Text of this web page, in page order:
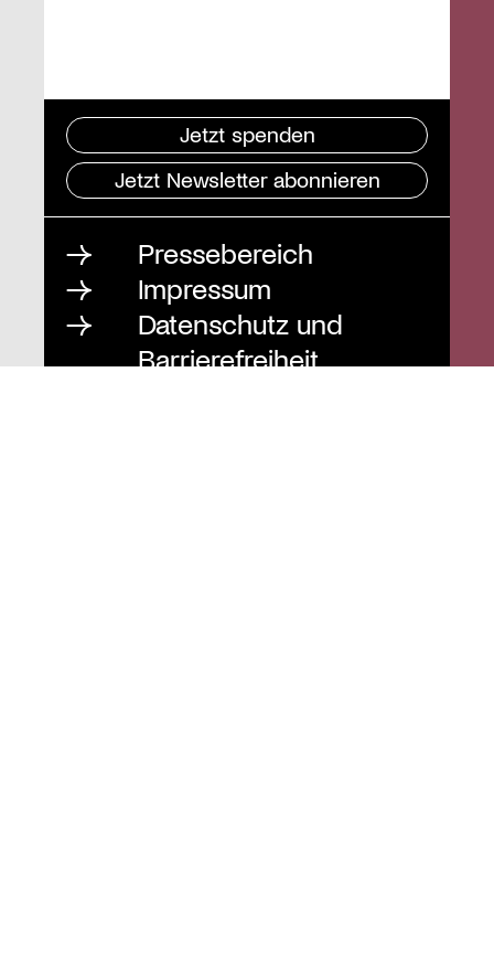
Jetzt spenden
Jetzt Newsletter abonnieren
Pressebereich
Impressum
Datenschutz und
Barrierefreiheit